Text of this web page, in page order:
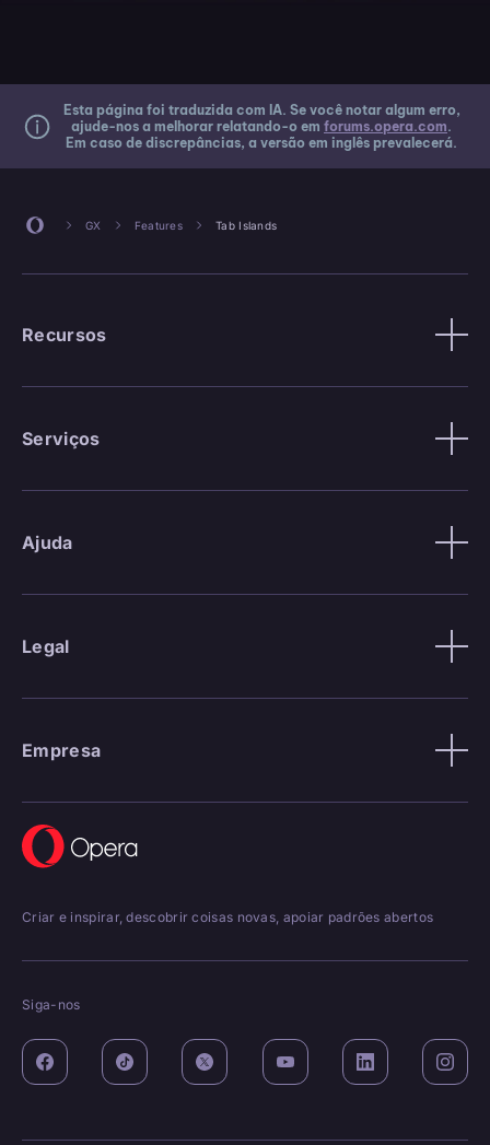
Esta página foi traduzida com IA. Se você notar algum erro,
ajude-nos a melhorar relatando-o em forums.opera.com.
Em caso de discrepâncias, a versão em inglês prevalecerá.
GX Features Tab Islands
Recursos
Serviços
Ajuda
Legal
Empresa
Criar e inspirar, descobrir coisas novas, apoiar padrões abertos
Siga-nos